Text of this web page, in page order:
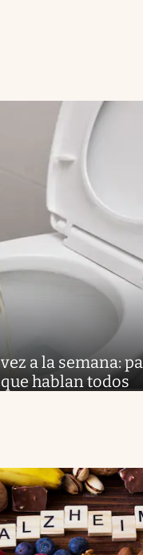
a la semana:
hablan todos